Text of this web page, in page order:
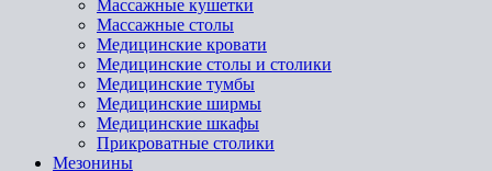
Массажные кушетки
Массажные столы
Медицинские кровати
Медицинские столы и столики
Медицинские тумбы
Медицинские ширмы
Медицинские шкафы
Прикроватные столики
Мезонины